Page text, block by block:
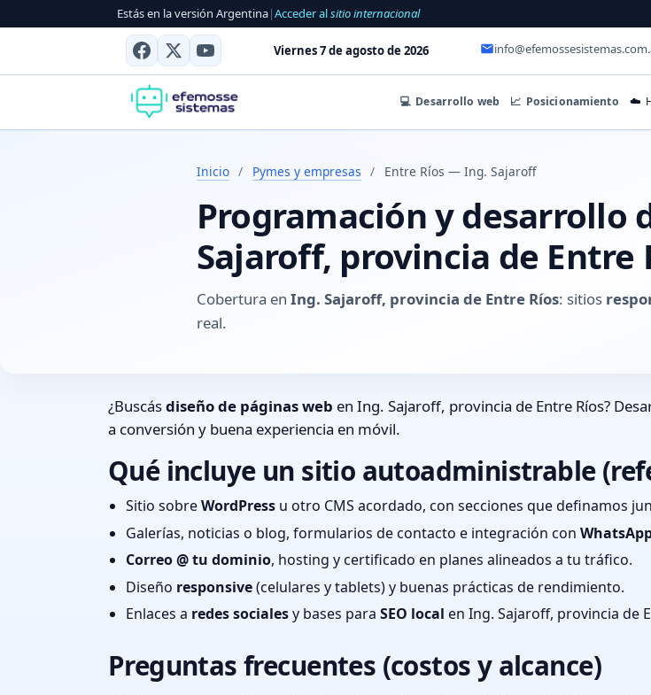
Estás en la versión Argentina|Acceder alsitio internacional
Viernes 7 de agosto de 2026
💻 Desarrollo web 📈 Posicionamiento ☁️
Inicio / Pymes y empresas / Entre Ríos — Ing. Sajaroff
Programación y desarrollo
Sajaroff, provincia de Entre
Cobertura en Ing. Sajaroff, provincia de Entre Ríos: sitios
real.
¿Buscásdiseño de páginas web en Ing. Sajaroff, provincia de Entre Ríos?
a conversión y buena experiencia en móvil.
Qué incluye un sitio autoadministrable
Sitio sobreWordPress u otro CMS acordado, con secciones que definamos
Galerías, noticias o blog, formularios de contacto e integración con
Correo @ tu dominio, hosting y certificado en planes alineados a tu tráfico.
Diseño responsive(celulares y tablets) y buenas prácticas de rendimiento.
Enlaces a redes socialesy bases para SEO local en Ing. Sajaroff, provincia de
Preguntas frecuentes (costos y alcance)